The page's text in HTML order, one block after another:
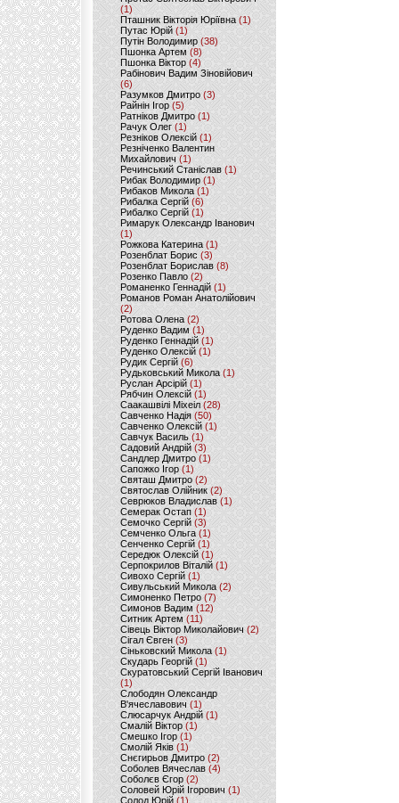
(1)
Пташник Вікторія Юріївна (1)
Путас Юрій (1)
Путін Володимир(38)
Пшонка Артем (8)
Пшонка Віктор(4)
Рабінович Вадим Зіновійович
(6)
Разумков Дмитро (3)
Райнін Ігор(5)
Ратніков Дмитро (1)
Рачук Олег (1)
Резніков Олексій(1)
Резніченко Валентин
Михайлович (1)
Речинський Станіслав (1)
Рибак Володимир(1)
Рибаков Микола(1)
Рибалка Сергій (6)
Рибалко Сергій (1)
Римарук Олександр Іванович
(1)
Рожкова Катерина(1)
Розенблат Борис (3)
Розенблат Борислав (8)
Розенко Павло (2)
Романенко Геннадій (1)
Романов Роман Анатолійович
(2)
Ротова Олена(2)
Руденко Вадим (1)
Руденко Геннадій (1)
Руденко Олексій(1)
Рудик Сергій(6)
Рудьковський Микола (1)
Руслан Арсірій(1)
Рябчин Олексій (1)
Саакашвілі Міхеіл(28)
Савченко Надія (50)
Савченко Олексій(1)
Савчук Василь (1)
Садовий Андрій (3)
Сандлер Дмитро(1)
Сапожко Ігор(1)
Святаш Дмитро (2)
Святослав Олійник (2)
Севрюков Владислав (1)
Семерак Остап (1)
Семочко Сергій (3)
Семченко Ольга (1)
Сенченко Сергій(1)
Середюк Олексій(1)
Серпокрилов Віталій(1)
Сивохо Сергій(1)
Сивульський Микола(2)
Симоненко Петро(7)
Симонов Вадим (12)
Ситник Артем(11)
Сівець Віктор Миколайович(2)
Сігал Євген (3)
Сіньковский Микола(1)
Скударь Георгій (1)
Скуратовський Сергій Іванович
(1)
Слободян Олександр
В'ячеславович(1)
Слюсарчук Андрій(1)
Смалій Віктор (1)
Смешко Ігор (1)
Смолій Яків (1)
Снєгирьов Дмитро (2)
Соболев Вячеслав (4)
Соболєв Єгор(2)
Соловей Юрій Ігорович (1)
Солод Юрій (1)